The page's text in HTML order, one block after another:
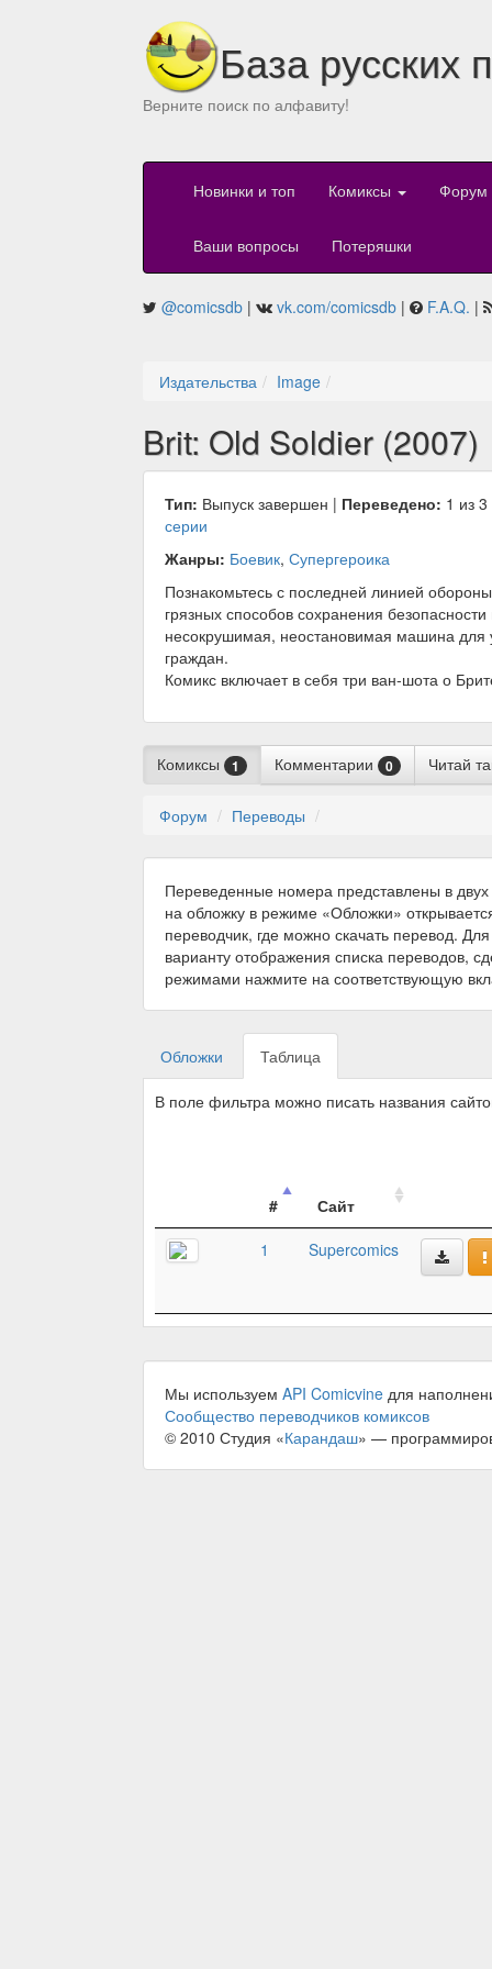
База русских
Верните поиск по алфавиту!
Новинки и топ Комиксы Форум
Ваши вопросы Потеряшки
@comicsdb | vk.com/comicsdb | F.A.Q. |
Издательства Image
Brit: Old Soldier (2007)
Тип: Выпуск завершен | Переведено: 1 из
серии
Жанры: Боевик, Супергероика
Познакомьтесь с последней линией
грязных способов сохранения
несокрушимая, неостановимая машина
граждан.
Комикс включает в себя три ван-шота о
Комиксы 1 Комментарии 0 Читай
Форум Переводы
Переведенные номера представлены в
на обложку в режиме «Обложки»
переводчик, где можно скачать перевод.
варианту отображения списка переводов,
режимами нажмите на соответствующую
Обложки Таблица
В поле фильтра можно писать названия
#
Сайт
1
Supercomics
Мы используем API Comicvine для
Сообщество переводчиков комиксов
© 2010 Студия «Карандаш» —